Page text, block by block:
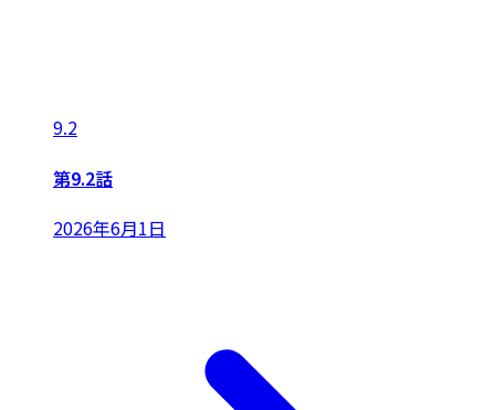
9.2
第9.2話
2026年6月1日